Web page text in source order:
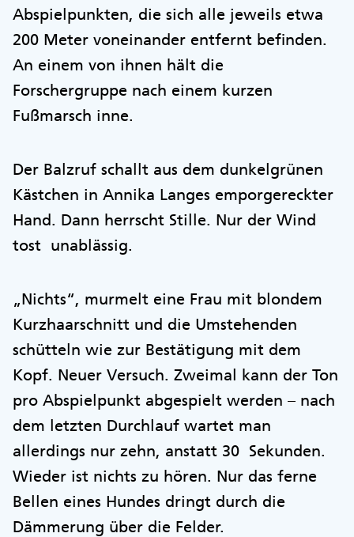
Abspielpunkten, die sich alle jeweils etwa
200 Meter voneinander entfernt befinden.
An einem von ihnen hält die
Forschergruppe nach einem kurzen
Fußmarsch inne.
Der Balzruf schallt aus dem dunkelgrünen
Kästchen in Annika Langes emporgereckter
Hand. Dann herrscht Stille. Nur der Wind
tost unablässig.
„Nichts“, murmelt eine Frau mit blondem
Kurzhaarschnitt und die Umstehenden
schütteln wie zur Bestätigung mit dem
Kopf. Neuer Versuch. Zweimal kann der Ton
pro Abspielpunkt abgespielt werden – nach
dem letzten Durchlauf wartet man
allerdings nur zehn, anstatt 30 Sekunden.
Wieder ist nichts zu hören. Nur das ferne
Bellen eines Hundes dringt durch die
Dämmerung über die Felder.